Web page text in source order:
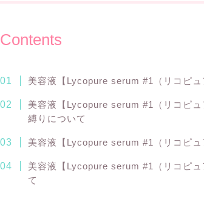
Contents
美容液【Lycopure serum #1（リコピ
美容液【Lycopure serum #1（リコピ
縛りについて
美容液【Lycopure serum #1（リコピ
美容液【Lycopure serum #1（リコピ
て